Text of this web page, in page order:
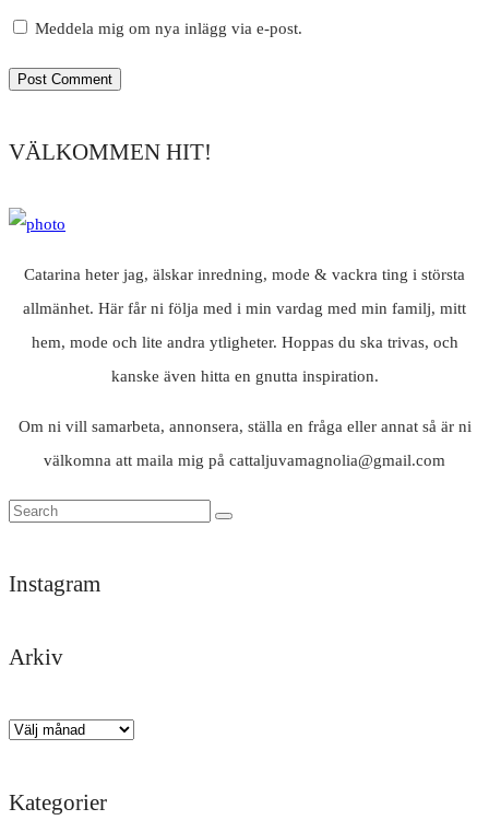
Meddela mig om nya inlägg via e-post.
VÄLKOMMEN HIT!
Catarina heter jag, älskar inredning, mode & vackra ting i största
allmänhet. Här får ni följa med i min vardag med min familj, mitt
hem, mode och lite andra ytligheter. Hoppas du ska trivas, och
kanske även hitta en gnutta inspiration.
Om ni vill samarbeta, annonsera, ställa en fråga eller annat så är ni
välkomna att maila mig på cattaljuvamagnolia@gmail.com
Instagram
Trött
himla
Tack
för
Likisar
Det
här
Och
kom
God
✨
Arkiv
Arkiv
Kategorier